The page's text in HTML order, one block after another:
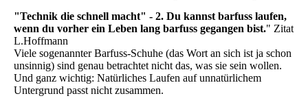
"Technik die schnell macht" - 2. Du kannst barfuss laufen,
wenn du vorher ein Leben lang barfuss gegangen bist." Zitat
L.Hoffmann
Viele sogenannter Barfuss-Schuhe (das Wort an sich ist ja schon
unsinnig) sind genau betrachtet nicht das, was sie sein wollen.
Und ganz wichtig: Natürliches Laufen auf unnatürlichem
Untergrund passt nicht zusammen.